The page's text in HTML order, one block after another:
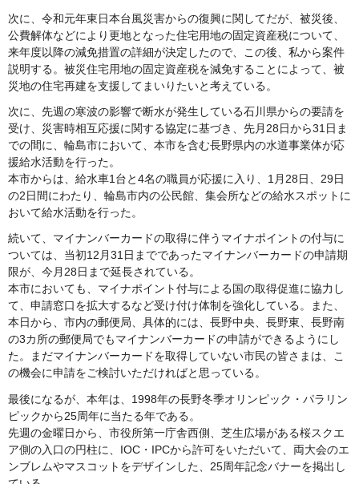
次に、令和元年東日本台風災害からの復興に関してだが、被災後、
公費解体などにより更地となった住宅用地の固定資産税について、
来年度以降の減免措置の詳細が決定したので、この後、私から案件
説明する。被災住宅用地の固定資産税を減免することによって、被
災地の住宅再建を支援してまいりたいと考えている。
次に、先週の寒波の影響で断水が発生している石川県からの要請を
受け、災害時相互応援に関する協定に基づき、先月28日から31日ま
での間に、輪島市において、本市を含む長野県内の水道事業体が応
援給水活動を行った。
本市からは、給水車1台と4名の職員が応援に入り、1月28日、29日
の2日間にわたり、輪島市内の公民館、集会所などの給水スポットに
おいて給水活動を行った。
続いて、マイナンバーカードの取得に伴うマイナポイントの付与に
ついては、当初12月31日までであったマイナンバーカードの申請期
限が、今月28日まで延長されている。
本市においても、マイナポイント付与による国の取得促進に協力し
て、申請窓口を拡大するなど受け付け体制を強化している。また、
本日から、市内の郵便局、具体的には、長野中央、長野東、長野南
の3カ所の郵便局でもマイナンバーカードの申請ができるようにし
た。まだマイナンバーカードを取得していない市民の皆さまは、こ
の機会に申請をご検討いただければと思っている。
最後になるが、本年は、1998年の長野冬季オリンピック・パラリン
ピックから25周年に当たる年である。
先週の金曜日から、市役所第一庁舎西側、芝生広場がある桜スクエ
ア側の入口の円柱に、IOC・IPCから許可をいただいて、両大会のエ
ンブレムやマスコットをデザインした、25周年記念バナーを掲出し